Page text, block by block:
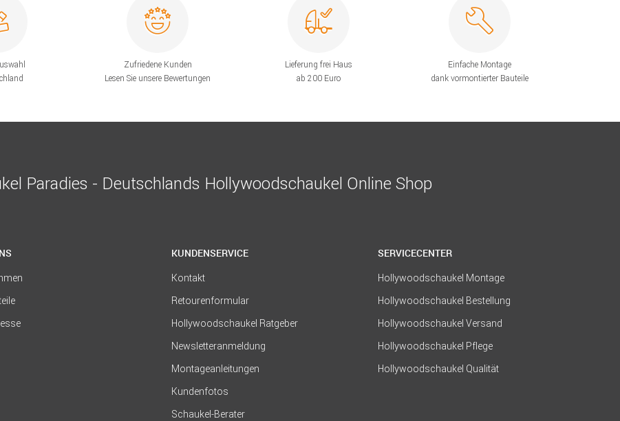
Zufriedene Kunden
Lesen Sie unsere Bewertungen
Lieferung frei Haus
ab 200 Euro
Einfache Montage
dank vormontierter Bauteile
Paradies - Deutschlands Hollywoodschaukel Online Shop
KUNDENSERVICE
Kontakt
Retourenformular
Hollywoodschaukel Ratgeber
Newsletteranmeldung
Montageanleitungen
Kundenfotos
Schaukel-Berater
SERVICECENTER
Hollywoodschaukel Montage
Hollywoodschaukel Bestellung
Hollywoodschaukel Versand
Hollywoodschaukel Pflege
Hollywoodschaukel Qualität